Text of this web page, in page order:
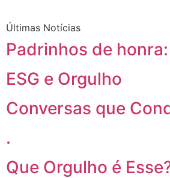
Últimas Notícias
Padrinhos de
ESG e Orgulho
Conversas que
.
Que Orgulho é